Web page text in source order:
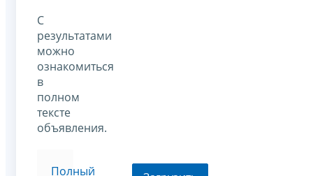
С
результатами
можно
ознакомиться
в
полном
тексте
объявления.
Полный